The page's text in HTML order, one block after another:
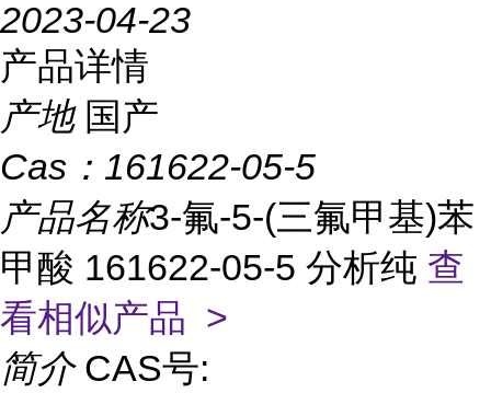
2023-04-23
产品详情
产地 国产
Cas： 161622-05-5
产品名称3-氟-5-(三氟甲基)苯
甲酸 161622-05-5 分析纯 查
看相似产品 >
简介 CAS号: